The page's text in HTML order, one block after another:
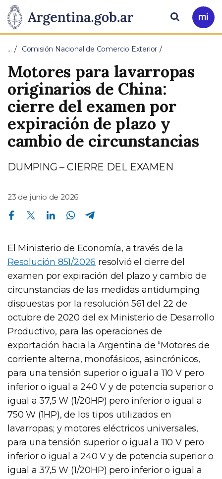
Presidencia
de
la
Nación
Pasar al contenido principal
Ir
a
Buscar
… Comisión Nacional de Comercio Exterior
Motores para lavarropas
originarios de China:
cierre del examen por
expiración de plazo y
cambio de circunstancias
DUMPING – CIERRE DEL EXAMEN
23 de junio de 2026
Compartir en Facebook Compartir en Twitter Compartir en Linkedin Compartir en Whatsapp
El Ministerio de Economía, a través de la
Resolución 851/2026 resolvió el cierre del
examen por expiración del plazo y cambio de
circunstancias de las medidas antidumping
dispuestas por la resolución 561 del 22 de
octubre de 2020 del ex Ministerio de Desarrollo
Productivo, para las operaciones de
exportación hacia la Argentina de “Motores de
corriente alterna, monofásicos, asincrónicos,
para una tensión superior o igual a 110 V pero
inferior o igual a 240 V y de potencia superior o
igual a 37,5 W (1/20HP) pero inferior o igual a
750 W (1HP), de los tipos utilizados en
lavarropas; y motores eléctricos universales,
para una tensión superior o igual a 110 V pero
inferior o igual a 240 V y de potencia superior o
igual a 37,5 W (1/20HP) pero inferior o igual a